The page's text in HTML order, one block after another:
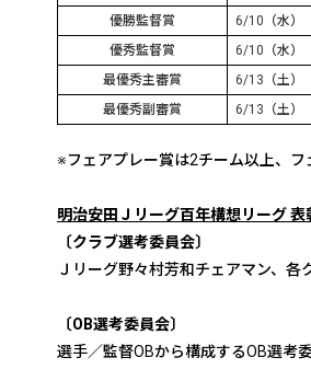
優勝監督賞
6/10 （水）
優秀監督賞
6/10 （水）
最優秀主審賞
6/13 （土）
最優秀副審賞
6/13 （土）
※フェアプレー賞は2チーム以上、
明治安田Ｊリーグ百年構想リーグ 表
〔クラブ選考委員会〕
Ｊリーグ野々村芳和チェアマン、
〔OB選考委員会〕
選手／監督OBから構成するOB選考